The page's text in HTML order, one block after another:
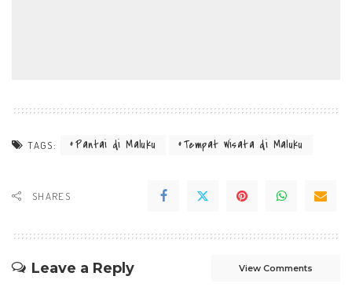
TAGS: Pantai di Maluku Tempat Wisata di Maluku
SHARES
Leave a Reply View Comments